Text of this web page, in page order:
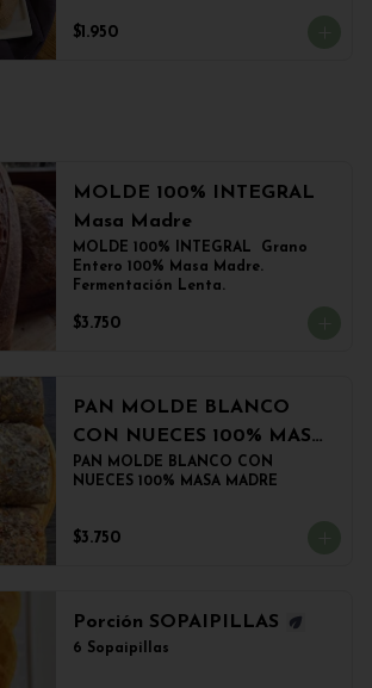
$1.950
MOLDE 100% INTEGRAL
Masa Madre
MOLDE 100% INTEGRAL  Grano
Entero 100% Masa Madre.
Fermentación Lenta.
$3.750
PAN MOLDE BLANCO
CON NUECES 100% MASA
MADRE
PAN MOLDE BLANCO CON
NUECES 100% MASA MADRE
$3.750
Porción SOPAIPILLAS
6 Sopaipillas